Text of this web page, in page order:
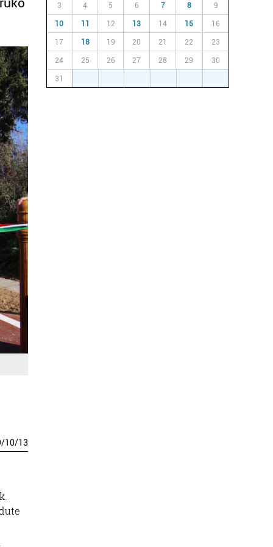
/10/13
3 4 5 6 7 8 9
10 11 12 13 14 15 16
17 18 19 20 21 22 23
24 25 26 27 28 29 30
31